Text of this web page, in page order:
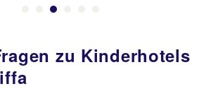
zu Kinderhotels